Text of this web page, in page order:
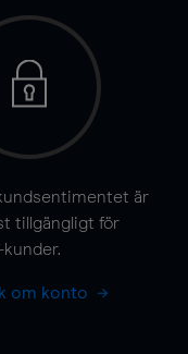
är
tillgängligt för
om konto